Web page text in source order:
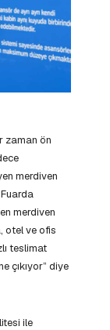
zaman ön
merdiven
merdiven
otel ve ofis
teslimat
çıkıyor” diye
ile